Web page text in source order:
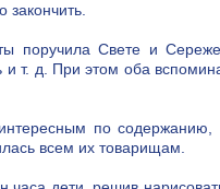
закончить.
поручила Свете и
и т. д. При этом оба
по
всем их товарищам.